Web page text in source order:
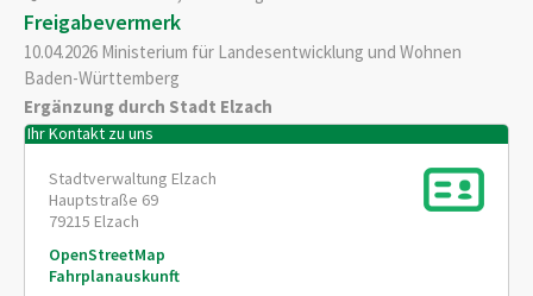
Freigabevermerk
10.04.2026 Ministerium für Landesentwicklung und Wohnen
Baden-Württemberg
Ergänzung durch Stadt Elzach
Ihr Kontakt zu uns
Stadtverwaltung Elzach
Hauptstraße 69
79215 Elzach
OpenStreetMap
Fahrplanauskunft